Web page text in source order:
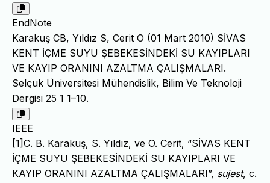
EndNote
Karakuş CB, Yıldız S, Cerit O (01 Mart 2010) SİVAS
KENT İÇME SUYU ŞEBEKESİNDEKİ SU KAYIPLARI
VE KAYIP ORANINI AZALTMA ÇALIŞMALARI.
Selçuk Üniversitesi Mühendislik, Bilim Ve Teknoloji
Dergisi 25 1 1–10.
IEEE
[1]C. B. Karakuş, S. Yıldız, ve O. Cerit, “SİVAS KENT
İÇME SUYU ŞEBEKESİNDEKİ SU KAYIPLARI VE
KAYIP ORANINI AZALTMA ÇALIŞMALARI”, sujest, c.